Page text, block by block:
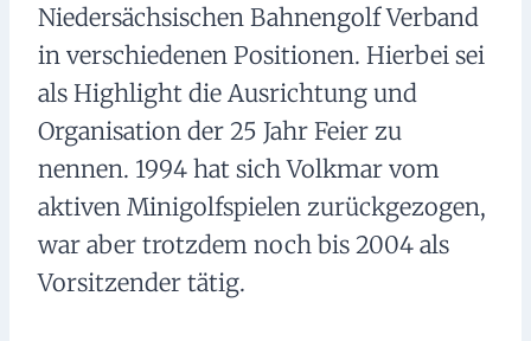
Niedersächsischen Bahnengolf Verband
in verschiedenen Positionen. Hierbei sei
als Highlight die Ausrichtung und
Organisation der 25 Jahr Feier zu
nennen. 1994 hat sich Volkmar vom
aktiven Minigolfspielen zurückgezogen,
war aber trotzdem noch bis 2004 als
Vorsitzender tätig.